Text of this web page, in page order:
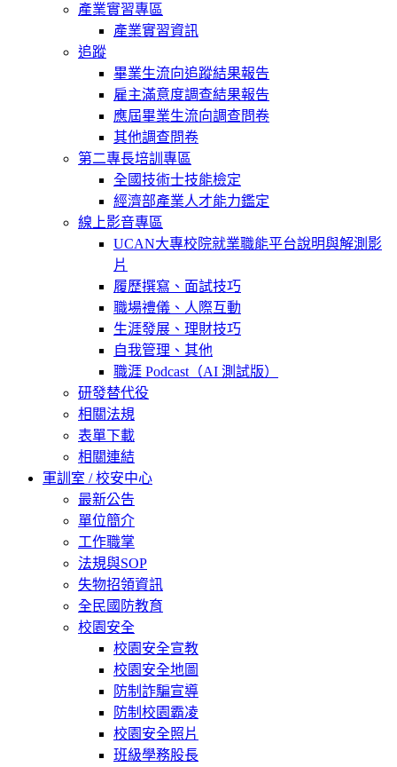
產業實習專區
產業實習資訊
追蹤
畢業生流向追蹤結果報告
雇主滿意度調查結果報告
應屆畢業生流向調查問卷
其他調查問卷
第二專長培訓專區
全國技術士技能檢定
經濟部產業人才能力鑑定
線上影音專區
UCAN大專校院就業職能平台說明與解測影
片
履歷撰寫、面試技巧
職場禮儀、人際互動
生涯發展、理財技巧
自我管理、其他
職涯 Podcast（AI 測試版）
研發替代役
相關法規
表單下載
相關連結
軍訓室 / 校安中心
最新公告
單位簡介
工作職掌
法規與SOP
失物招領資訊
全民國防教育
校園安全
校園安全宣教
校園安全地圖
防制詐騙宣導
防制校園霸凌
校園安全照片
班級學務股長